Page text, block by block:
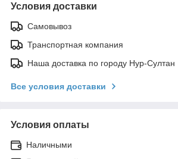
Условия доставки
Самовывоз
Транспортная компания
Наша доставка по городу Нур-Султан
Все условия доставки
Условия оплаты
Наличными